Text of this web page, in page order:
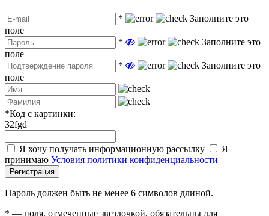
*
Заполните это
поле
*
Заполните это
поле
*
Заполните это
поле
*Код с картинки:
32fgd
Я хочу получать информационную рассылку
Я
принимаю Условия политики конфиденциальности
Регистрация
Пароль должен быть не менее 6 символов длиной.
* — поля, отмеченные звездочкой, обязательны для